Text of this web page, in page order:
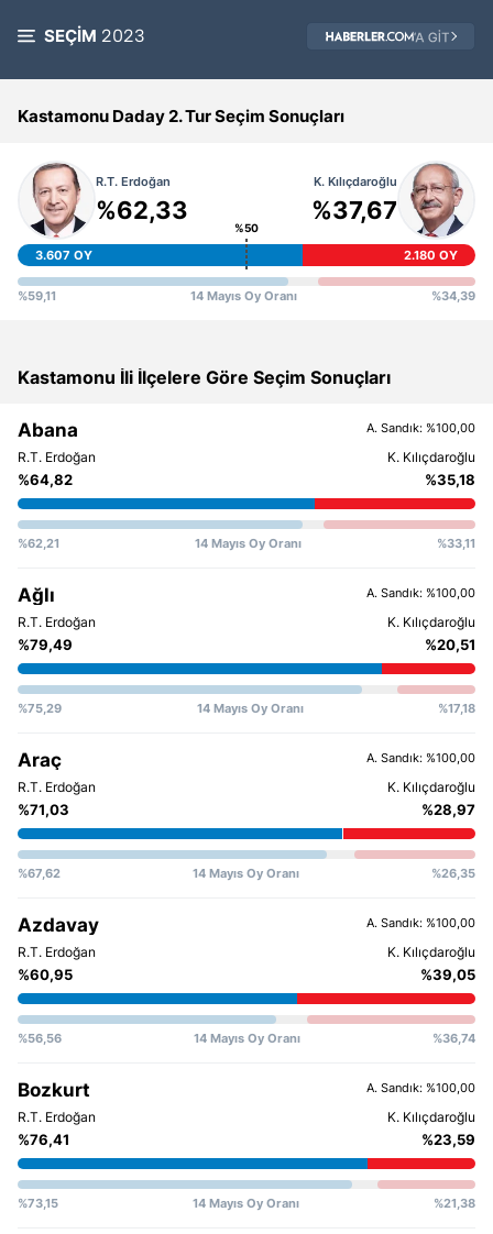
SEÇİM 2023
Kastamonu Daday 2. Tur Seçim Sonuçları
%62,33 %37,67
%50
3.607 OY 2.180 OY
%59,11 14 Mayıs Oy Oranı %34,39
Kastamonu İli İlçelere Göre Seçim Sonuçları
Abana
%64,82
%62,21 14 Mayıs Oy Oranı %33,11
%35,18
A. Sandık: %100,00
Ağlı
%79,49
%75,29 14 Mayıs Oy Oranı %17,18
%20,51
A. Sandık: %100,00
Araç
%71,03
%67,62 14 Mayıs Oy Oranı %26,35
%28,97
A. Sandık: %100,00
Azdavay
%60,95
%56,56 14 Mayıs Oy Oranı %36,74
%39,05
A. Sandık: %100,00
Bozkurt
%76,41
%73,15 14 Mayıs Oy Oranı %21,38
%23,59
A. Sandık: %100,00